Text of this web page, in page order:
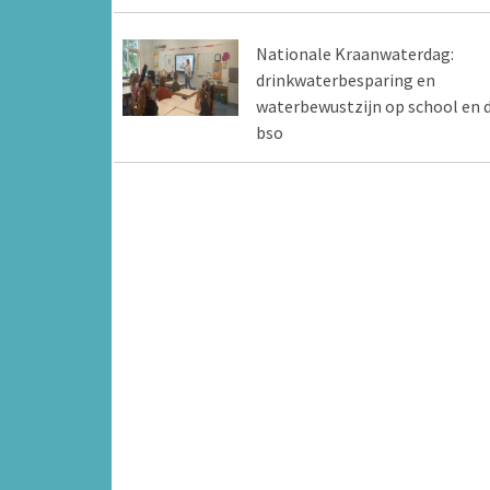
Nationale Kraanwaterdag:
drinkwaterbesparing en
waterbewustzijn op school en
bso